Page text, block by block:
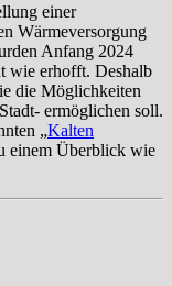
einer
Wärmeversorgung
Anfang 2024
wie erhofft. Deshalb
die Möglichkeiten
ermöglichen soll.
„Kalten
einem Überblick wie